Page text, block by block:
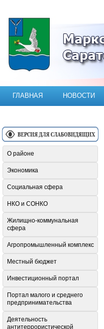
Официальный
ГЛАВНАЯ НОВОСТИ
О районе
Экономика
Социальная сфера
НКО и СОНКО
Жилищно-коммунальная
сфера
Агропромышленный комплекс
Местный бюджет
Инвестиционный портал
Портал малого и среднего
предпринимательства
Деятельность
антитеррористической